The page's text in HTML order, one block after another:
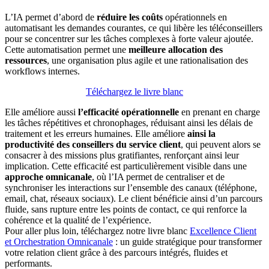
L’IA permet d’abord de réduire les coûts opérationnels en
automatisant les demandes courantes, ce qui libère les téléconseillers
pour se concentrer sur les tâches complexes à forte valeur ajoutée.
Cette automatisation permet une meilleure allocation des
ressources, une organisation plus agile et une rationalisation des
workflows internes.
Téléchargez le livre blanc
Elle améliore aussi l’efficacité opérationnelle en prenant en charge
les tâches répétitives et chronophages, réduisant ainsi les délais de
traitement et les erreurs humaines. Elle améliore ainsi la
productivité des conseillers du service client, qui peuvent alors se
consacrer à des missions plus gratifiantes, renforçant ainsi leur
implication. Cette efficacité est particulièrement visible dans une
approche omnicanale, où l’IA permet de centraliser et de
synchroniser les interactions sur l’ensemble des canaux (téléphone,
email, chat, réseaux sociaux). Le client bénéficie ainsi d’un parcours
fluide, sans rupture entre les points de contact, ce qui renforce la
cohérence et la qualité de l’expérience.
Pour aller plus loin, téléchargez notre livre blanc Excellence Client
et Orchestration Omnicanale : un guide stratégique pour transformer
votre relation client grâce à des parcours intégrés, fluides et
performants.